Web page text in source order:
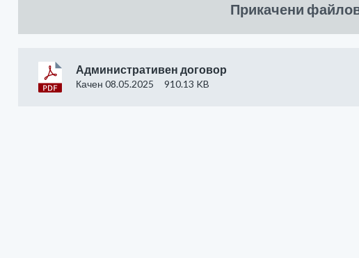
Прикачени
Административен договор
Качен 08.05.2025 910.13 KB